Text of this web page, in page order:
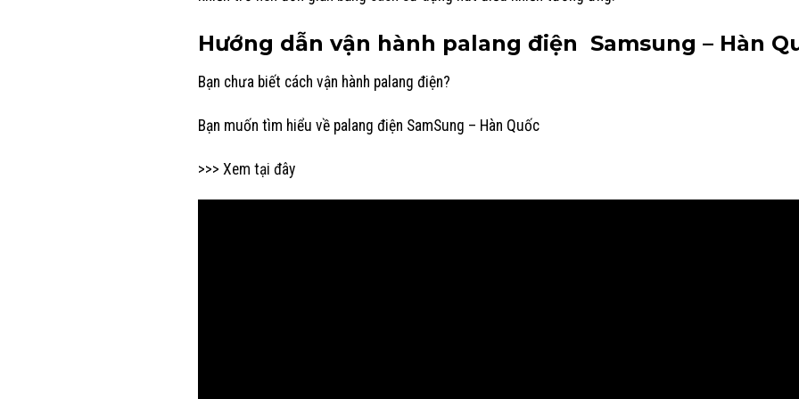
Hướng dẫn vận hành palang điện Samsung – Hàn
Bạn chưa biết cách vận hành palang điện?
Bạn muốn tìm hiểu về palang điện SamSung – Hàn Quốc
>>> Xem tại đây